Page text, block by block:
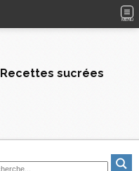
MENU
Recettes sucrées